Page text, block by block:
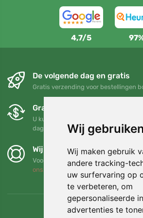
Wij
Wij maken gebruik
andere tracking-
uw surfervaring op
te verbeteren, om
gepersonaliseerde
advertenties te
4,7/5
De volgende dag en gratis
Gratis verzending voor bestellingen
Gratis ruilen en retourneren
U kunt uw bestelling op elk gewenst
dagen retourneren of ruilen
Wij steunen Trees.org
Voor elke bestelling planten we een
ons